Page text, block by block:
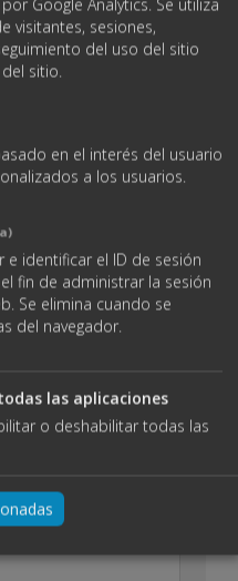
EMAIL
visitantes, sesiones,
del uso del sitio
sitio.
en el interés del usuario
a los usuarios.
e identificar el ID de sesión
fin de administrar la sesión
Se elimina cuando se
del navegador.
las aplicaciones
o deshabilitar todas las